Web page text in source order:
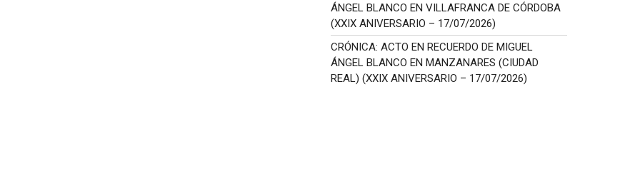
ÁNGEL BLANCO EN VILLAFRANCA DE CÓRDOBA
(XXIX ANIVERSARIO – 17/07/2026)
CRÓNICA: ACTO EN RECUERDO DE MIGUEL
ÁNGEL BLANCO EN MANZANARES (CIUDAD
REAL) (XXIX ANIVERSARIO – 17/07/2026)